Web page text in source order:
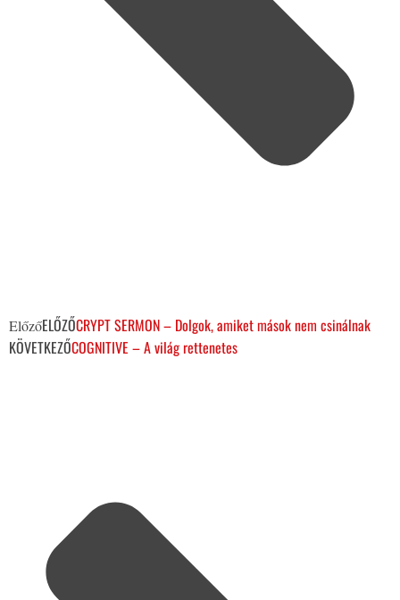
ElőzőELŐZŐCRYPT SERMON – Dolgok, amiket mások nem csinálnak
KÖVETKEZŐCOGNITIVE – A világ rettenetes